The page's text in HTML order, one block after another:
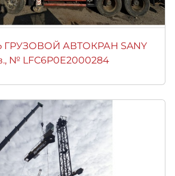
АВТОКРАН SANY
№ LFC6P0E2000284